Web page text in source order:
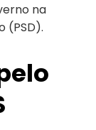
na
(PSD).